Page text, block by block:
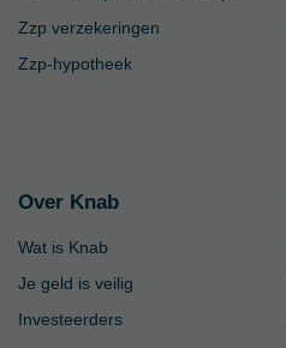
Zzp verzekeringen
Zzp-hypotheek
Over Knab
Wat is Knab
Je geld is veilig
Investeerders